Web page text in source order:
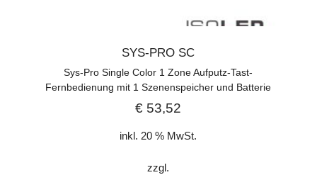
SYS-PRO SC
Sys-Pro Single Color 1 Zone Aufputz-Tast-
Fernbedienung mit 1 Szenenspeicher und Batterie
€ 53,52
inkl. 20 % MwSt.
zzgl.